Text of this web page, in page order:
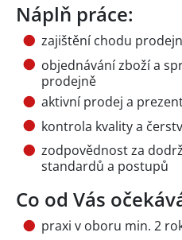
Náplň práce:
zajištění chodu
objednávání zboží a
prodejně
aktivní prodej a
kontrola kvality a
zodpovědnost za
standardů a postupů
Co od Vás
praxi v oboru min. 2